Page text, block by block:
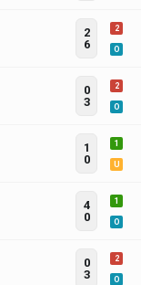
2
6
2
O
0
3
2
O
1
0
1
U
4
0
1
O
0
3
2
O